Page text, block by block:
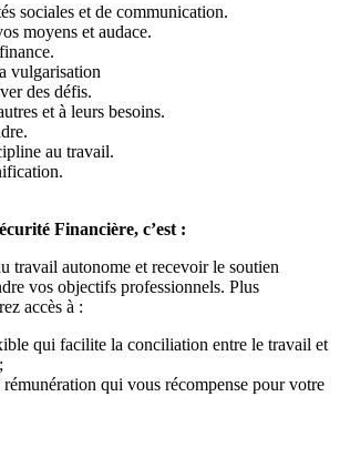
sociales et de communication.
moyens et audace.
vulgarisation
des défis.
et à leurs besoins.
au travail.
Financière, c’est :
travail autonome et recevoir le soutien
vos objectifs professionnels. Plus
accès à :
qui facilite la conciliation entre le travail et
rémunération qui vous récompense pour votre